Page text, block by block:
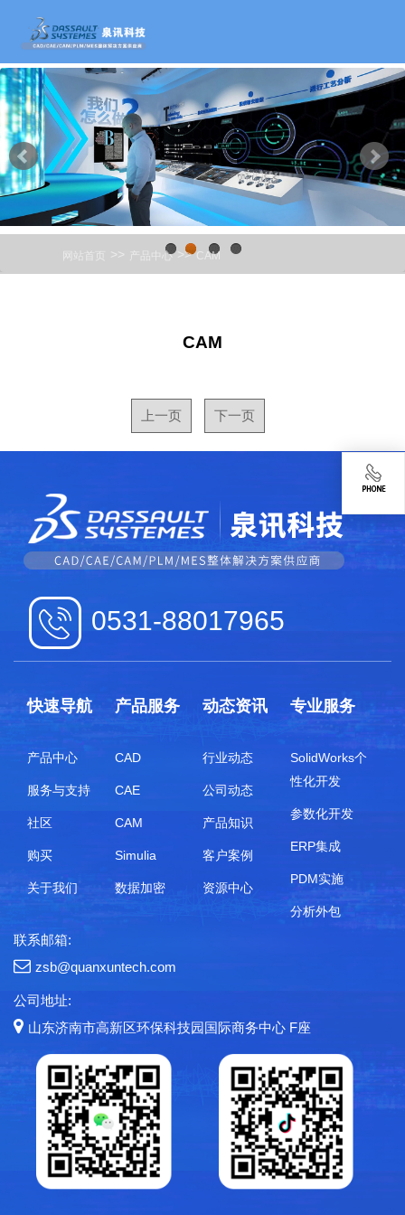
1 2 3
网站首页 >> 产品中心 >> CAM
CAM
上一页 下一页
0531-88017965
快速导航
产品中心
服务与支持
社区
购买
关于我们
产品服务
CAD
CAE
CAM
Simulia
数据加密
动态资讯
行业动态
公司动态
产品知识
客户案例
资源中心
专业服务
SolidWorks个
性化开发
参数化开发
ERP集成
PDM实施
分析外包
联系邮箱:
zsb@quanxuntech.com
公司地址:
山东济南市高新区环保科技园国际商务中心 F座